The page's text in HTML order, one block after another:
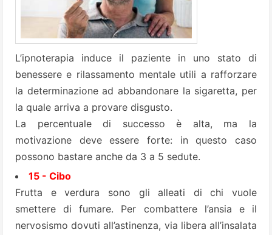
L’ipnoterapia induce il paziente in uno stato di
benessere e rilassamento mentale utili a rafforzare
la determinazione ad abbandonare la sigaretta, per
la quale arriva a provare disgusto.
La percentuale di successo è alta, ma la
motivazione deve essere forte: in questo caso
possono bastare anche da 3 a 5 sedute.
15 - Cibo
Frutta e verdura sono gli alleati di chi vuole
smettere di fumare. Per combattere l’ansia e il
nervosismo dovuti all’astinenza, via libera all’insalata